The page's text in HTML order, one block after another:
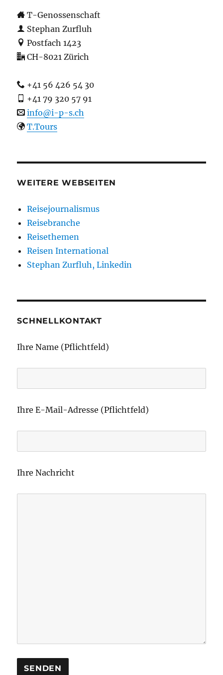
T-Genossenschaft
Stephan Zurfluh
Postfach 1423
CH-8021 Zürich
+41 56 426 54 30
+41 79 320 57 91
info@i-p-s.ch
T.Tours
WEITERE WEBSEITEN
Reisejournalismus
Reisebranche
Reisethemen
Reisen International
Stephan Zurfluh, Linkedin
SCHNELLKONTAKT
Ihre Name (Pflichtfeld)
Ihre E-Mail-Adresse (Pflichtfeld)
Ihre Nachricht